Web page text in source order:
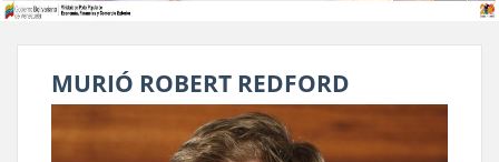
MURIÓ ROBERT REDFORD